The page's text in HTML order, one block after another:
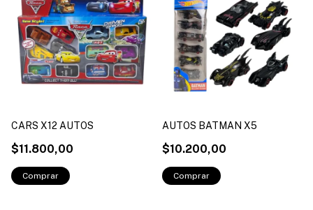
CARS X12 AUTOS
$11.800,00
AUTOS BATMAN X5
$10.200,00